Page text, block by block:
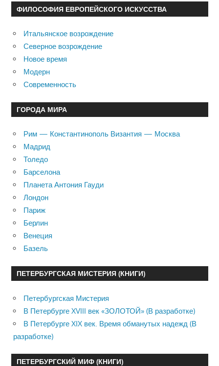
ФИЛОСОФИЯ ЕВРОПЕЙСКОГО ИСКУССТВА
Итальянское возрождение
Северное возрождение
Новое время
Модерн
Современность
ГОРОДА МИРА
Рим — Константинополь Византия — Москва
Мадрид
Толедо
Барселона
Планета Антония Гауди
Лондон
Париж
Берлин
Венеция
Базель
ПЕТЕРБУРГСКАЯ МИСТЕРИЯ (КНИГИ)
Петербургская Мистерия
В Петербурге XVIII век «ЗОЛОТОЙ» (В разработке)
В Петербурге XIX век. Время обманутых надежд (В
разработке)
ПЕТЕРБУРГСКИЙ МИФ (КНИГИ)